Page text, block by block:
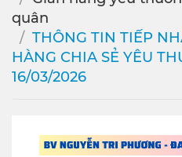
quân
THÔNG TIN TIẾP
HÀNG CHIA SẺ YÊU
16/03/2026